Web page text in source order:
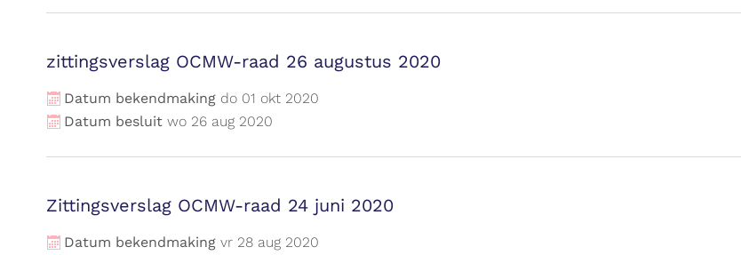
zittingsverslag OCMW-raad 26 augustus 2020
Datum bekendmaking do 01 okt 2020
Datum besluit wo 26 aug 2020
Zittingsverslag OCMW-raad 24 juni 2020
Datum bekendmaking vr 28 aug 2020